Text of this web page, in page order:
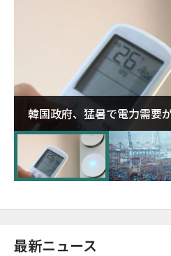
韓国政府、猛暑で電力需要
に需給対応体制を点検
最新ニュース